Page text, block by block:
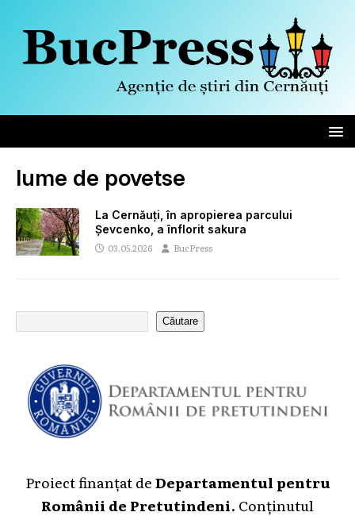
lume de povetse
La Cernăuți, în apropierea parcului
Șevcenko, a înflorit sakura
03.05.2026 BucPress
Căutare
Proiect finanțat deDepartamentul pentru
Românii de Pretutindeni. Conținutul